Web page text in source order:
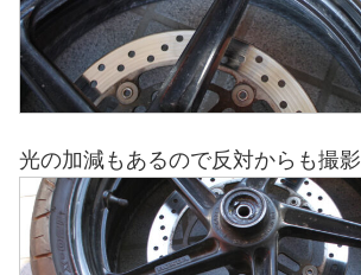
光の加減もあるので反対からも撮影